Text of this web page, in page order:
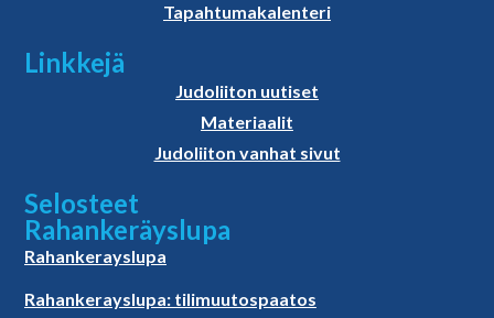
Tapahtumakalenteri
Linkkejä
Judoliiton uutiset
Materiaalit
Judoliiton vanhat sivut
Selosteet
Rahankeräyslupa
Rahankerayslupa
Rahankerayslupa: tilimuutospaatos